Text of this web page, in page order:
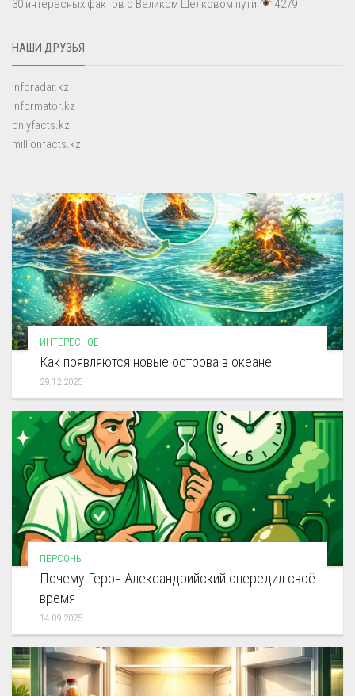
30 интересных фактов о Великом Шёлковом пути 4279
НАШИ ДРУЗЬЯ
inforadar.kz
informator.kz
onlyfacts.kz
millionfacts.kz
ИНТЕРЕСНОЕ
Как появляются новые острова в океане
29.12.2025
ПЕРСОНЫ
Почему Герон Александрийский опередил своё
время
14.09.2025